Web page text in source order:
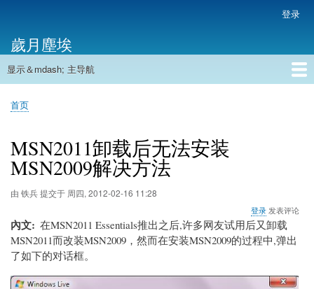
主
内
帐
户
菜
单
登录
歲月塵埃
主
航
显示＆mdash; 主导航
首页
面
屑
首页
MSN2011卸载后无法安装
MSN2009解决方法
由 铁兵提交于 周四, 2012-02-16 11:28
登录 发表评论
內文
在MSN2011 Essentials推出之后,许多网友试用后又卸载
MSN2011而改装MSN2009，然而在安装MSN2009的过程中,弹出
了如下的对话框。